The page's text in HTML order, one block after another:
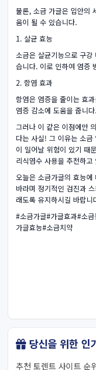
물론, 소금 가글은 입안의
움이 될 수 있습니다.
1. 살균 효능
소금은 살균기능으로 구
습니다. 이로 인하여 염증
2. 항염 효과
항염은 염증을 줄이는 효
염증 감소에 도움을 줍니다.
그러나 이 같은 이점에만
다는 사실! 그 이유는 소
이 일어날 위험이 있기 때
리식염수 사용을 추천하고
오늘은 소금가글의 효능
바라며 정기적인 검진과
래도록 유지하시길 바랍
#소금가글#가글효과#소
가글효능#소금치약
당신을 위한 인
추천 토렌트 사이트 순